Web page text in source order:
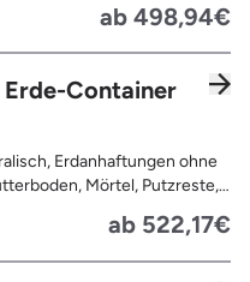
Mauerwerk, Zement und
ab 498,94€
Container
Erdanhaftungen ohne
Mörtel, Putzreste,
ab 522,17€